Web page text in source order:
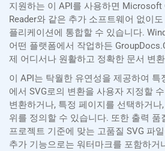
지원하는 이 API를 사용하면
Reader와 같은 추가 소프트웨어 없이
플리케이션에 통합할 수 있습니다.
어떤 플랫폼에서 작업하든
제 어디서나 원활하고 정확한 문서 변
이 API는 탁월한 유연성을 제공하여 특
에서 SVG로의 변환을 사용자 지정할
변환하거나, 특정 페이지를 선택하거
위를 정의할 수 있습니다. 또한 출력 품
프로젝트 기준에 맞는 고품질 SVG 파
추가 기능으로는 워터마크를 포함하거